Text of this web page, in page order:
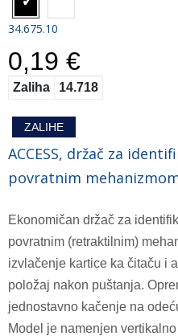
34.675.10
0,19 €
Zaliha 14.718
ZALIHE
ACCESS, držač za
povratnim
Ekonomičan držač za
povratnim (retraktilnim)
izvlačenje kartice ka čitaču i
položaj nakon puštanja.
jednostavno kačenje na
Model je namenjen